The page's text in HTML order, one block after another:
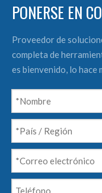
PONERSE EN
Proveedor de
completa de
es bienvenido, lo hace